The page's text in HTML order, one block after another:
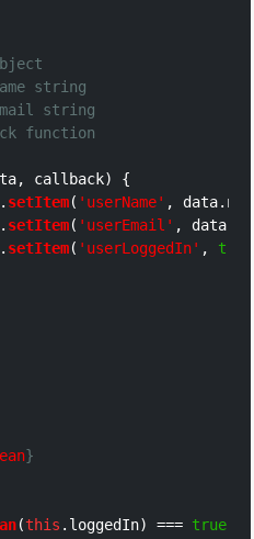
string
string
function
callback) {
. setItem( 'userName' , data.
. setItem( 'userEmail' , data.
. setItem( 'userLoggedIn' , true
}
(this . loggedIn) === true